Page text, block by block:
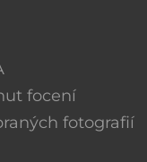
focení
fotografií